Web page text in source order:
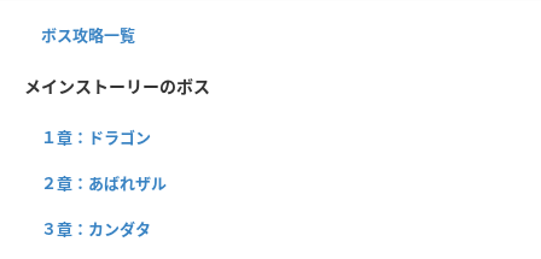
ボス攻略一覧
メインストーリーのボス
１章：ドラゴン
２章：あばれザル
３章：カンダタ